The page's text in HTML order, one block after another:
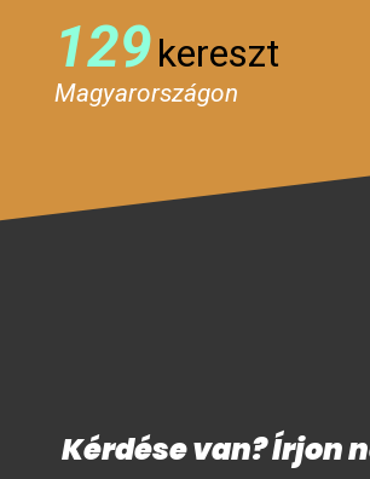
129kereszt
Magyarországon
Kérdése van? Írjon